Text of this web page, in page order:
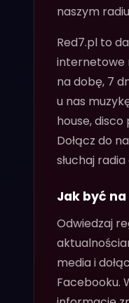
19 CZE 2026
Hello
18 CZE 2026
Taneczne
XV Żalińskie
naszym
Red7.pl to
internetowe
na dobę, 7
u nas
house,
Dołącz do
słuchaj
Jak być
Odwiedzaj
media i
Facebooku.